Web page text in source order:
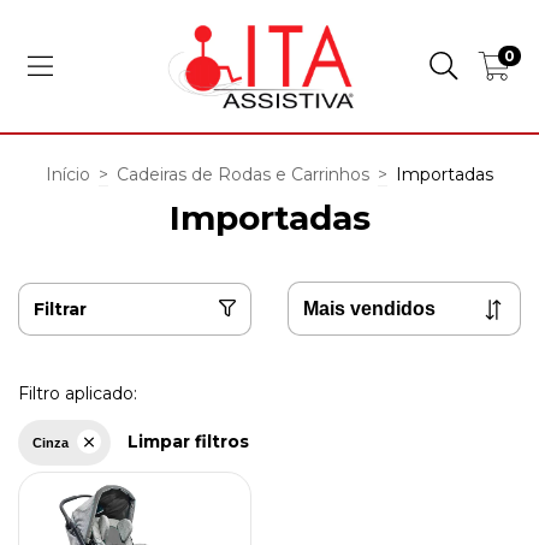
0
Início > Cadeiras de Rodas e Carrinhos > Importadas
Importadas
Filtrar
Filtro aplicado:
Cinza Limpar filtros